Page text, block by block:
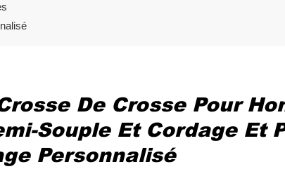
De Crosse Pour
Souple Et Cordage Et
Personnalisé